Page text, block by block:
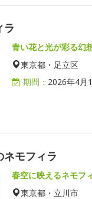
ラ
青い花と光が彩る幻
東京都・足立区
期間： 2026年4月
ネモフィラ
春空に映えるネモフ
東京都・立川市